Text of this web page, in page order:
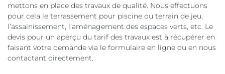
mettons en place des travaux de qualité. Nous effectuons
pour cela le terrassement pour piscine ou terrain de jeu,
l’assainissement, l’aménagement des espaces verts, etc. Le
devis pour un aperçu du tarif des travaux est à récupérer en
faisant votre demande via le formulaire en ligne ou en nous
contactant directement.